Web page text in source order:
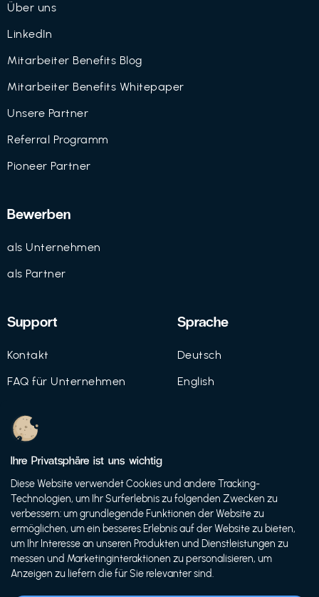
Über uns
LinkedIn
Mitarbeiter Benefits Blog
Mitarbeiter Benefits Whitepaper
Unsere Partner
Referral Programm
Pioneer Partner
Bewerben
als Unternehmen
als Partner
Support
Kontakt
FAQ für Unternehmen
Datenschutz
Nutzungsbedingungen
Sprache
Deutsch
English
© 2021 FutureBens GmbH
Ihre Privatsphäre ist uns wichtig
Diese Website verwendet Cookies und andere Tracking-
Technologien, um Ihr Surferlebnis zu folgenden Zwecken zu
verbessern: um grundlegende Funktionen der Website zu
ermöglichen, um ein besseres Erlebnis auf der Website zu bieten,
um Ihr Interesse an unseren Produkten und Dienstleistungen zu
messen und Marketinginteraktionen zu personalisieren, um
Anzeigen zu liefern die für Sie relevanter sind.